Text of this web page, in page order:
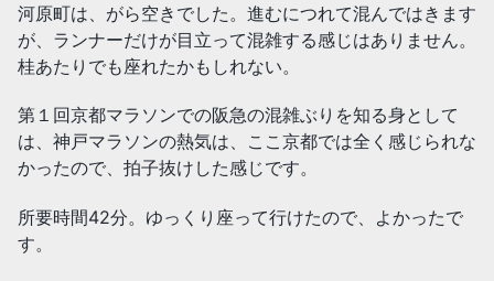
河原町は、がら空きでした。進むにつれて混んではきます
が、ランナーだけが目立って混雑する感じはありません。
桂あたりでも座れたかもしれない。
第１回京都マラソンでの阪急の混雑ぶりを知る身として
は、神戸マラソンの熱気は、ここ京都では全く感じられな
かったので、拍子抜けした感じです。
所要時間42分。ゆっくり座って行けたので、よかったで
す。